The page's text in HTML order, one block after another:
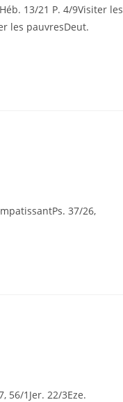
13/21 P. 4/9Visiter les
les pauvresDeut.
37/26,
56/1Jer. 22/3Eze.